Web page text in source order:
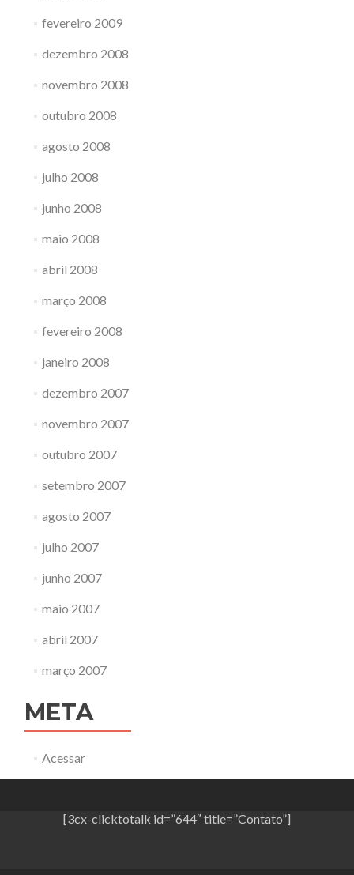
fevereiro 2009
dezembro 2008
novembro 2008
outubro 2008
agosto 2008
julho 2008
junho 2008
maio 2008
abril 2008
março 2008
fevereiro 2008
janeiro 2008
dezembro 2007
novembro 2007
outubro 2007
setembro 2007
agosto 2007
julho 2007
junho 2007
maio 2007
abril 2007
março 2007
META
Acessar
[3cx-clicktotalk id=”644″ title=”Contato”]